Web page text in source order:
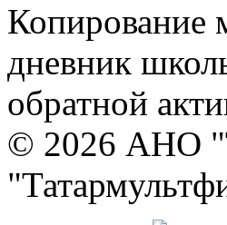
Копирование
дневник
обратной
© 2026 АНО